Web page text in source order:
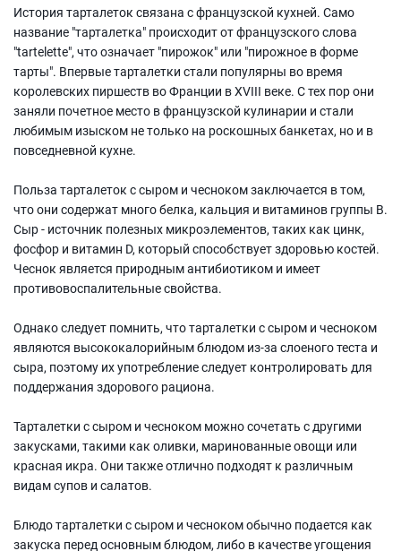
История тарталеток связана с французской кухней. Само
название "тарталетка" происходит от французского слова
"tartelette", что означает "пирожок" или "пирожное в форме
тарты". Впервые тарталетки стали популярны во время
королевских пиршеств во Франции в XVIII веке. С тех пор они
заняли почетное место в французской кулинарии и стали
любимым изыском не только на роскошных банкетах, но и в
повседневной кухне.
Польза тарталеток с сыром и чесноком заключается в том,
что они содержат много белка, кальция и витаминов группы В.
Сыр - источник полезных микроэлементов, таких как цинк,
фосфор и витамин D, который способствует здоровью костей.
Чеснок является природным антибиотиком и имеет
противовоспалительные свойства.
Однако следует помнить, что тарталетки с сыром и чесноком
являются высококалорийным блюдом из-за слоеного теста и
сыра, поэтому их употребление следует контролировать для
поддержания здорового рациона.
Тарталетки с сыром и чесноком можно сочетать с другими
закусками, такими как оливки, маринованные овощи или
красная икра. Они также отлично подходят к различным
видам супов и салатов.
Блюдо тарталетки с сыром и чесноком обычно подается как
закуска перед основным блюдом, либо в качестве угощения